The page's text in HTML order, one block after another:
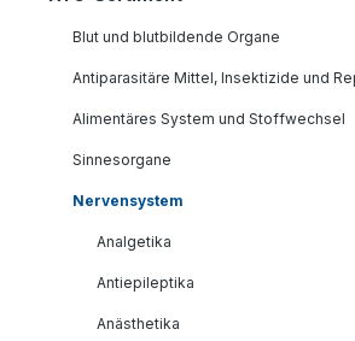
Blut und blutbildende Organe
Antiparasitäre Mittel, Insektizide und
Alimentäres System und Stoffwechsel
Sinnesorgane
Nervensystem
Analgetika
Antiepileptika
Anästhetika